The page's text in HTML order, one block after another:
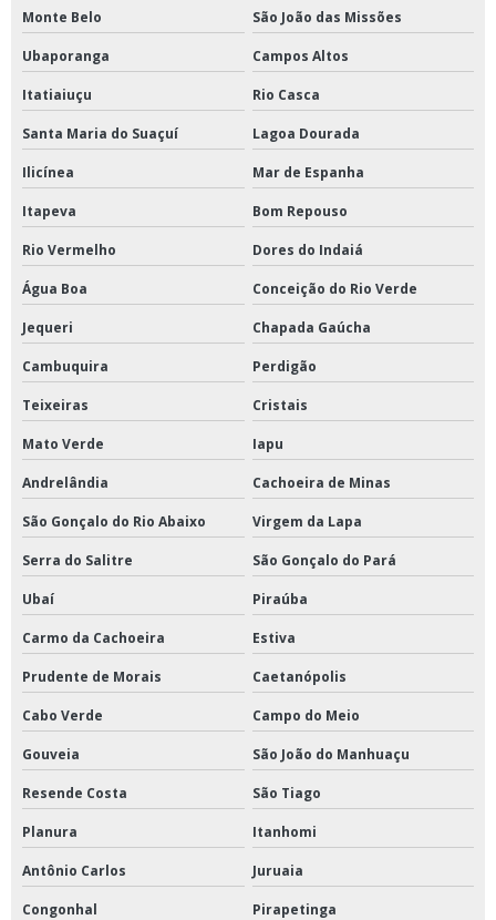
Monte Belo São João das Missões
Ubaporanga Campos Altos
Itatiaiuçu Rio Casca
Santa Maria do Suaçuí Lagoa Dourada
Ilicínea Mar de Espanha
Itapeva Bom Repouso
Rio Vermelho Dores do Indaiá
Água Boa Conceição do Rio Verde
Jequeri Chapada Gaúcha
Cambuquira Perdigão
Teixeiras Cristais
Mato Verde Iapu
Andrelândia Cachoeira de Minas
São Gonçalo do Rio Abaixo Virgem da Lapa
Serra do Salitre São Gonçalo do Pará
Ubaí Piraúba
Carmo da Cachoeira Estiva
Prudente de Morais Caetanópolis
Cabo Verde Campo do Meio
Gouveia São João do Manhuaçu
Resende Costa São Tiago
Planura Itanhomi
Antônio Carlos Juruaia
Congonhal Pirapetinga